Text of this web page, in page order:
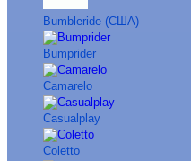
Bumbleride (США)
Bumprider
Camarelo
Casualplay
Coletto